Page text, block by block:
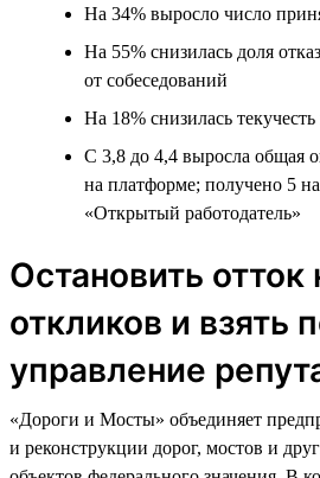
На 34% выросло число
На 55% снизилась доля
от собеседований
На 18% снизилась текучесть
С 3,8 до 4,4 выросла общая
на платформе; получено 5
«Открытый работодатель»
Остановить отток
откликов и взять
управление
«Дороги и Мосты» объединяет
и реконструкции дорог, мостов и